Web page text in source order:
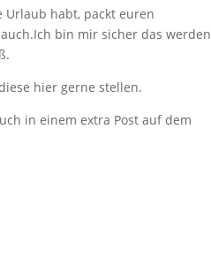
Urlaub habt, packt euren
bin mir sicher das werden
hier gerne stellen.
in einem extra Post auf dem